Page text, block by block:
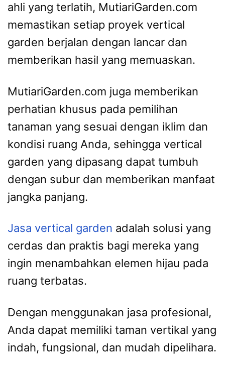
ahli yang terlatih, MutiariGarden.com
memastikan setiap proyek vertical
garden berjalan dengan lancar dan
memberikan hasil yang memuaskan.
MutiariGarden.com juga memberikan
perhatian khusus pada pemilihan
tanaman yang sesuai dengan iklim dan
kondisi ruang Anda, sehingga vertical
garden yang dipasang dapat tumbuh
dengan subur dan memberikan manfaat
jangka panjang.
Jasa vertical garden adalah solusi yang
cerdas dan praktis bagi mereka yang
ingin menambahkan elemen hijau pada
ruang terbatas.
Dengan menggunakan jasa profesional,
Anda dapat memiliki taman vertikal yang
indah, fungsional, dan mudah dipelihara.